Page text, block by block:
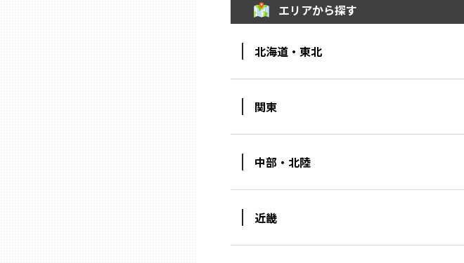
エリアから探す
北海道・東北
青森エリア
岩手エリア
関東
栃木エリア
中部・北陸
近畿